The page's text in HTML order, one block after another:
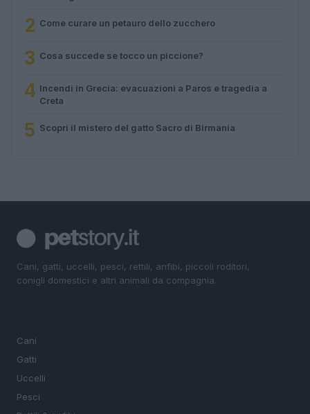
2 Come curare un petauro dello zucchero
3 Cosa succede se tocco un piccione?
4 Incendi in Grecia: evacuazioni a Paros e tragedia a
Creta
5 Scopri il mistero del gatto Sacro di Birmania
Cani, gatti, uccelli, pesci, rettili, anfibi, piccoli roditori,
conigli domestici e altri animali da compagnia.
Cani
Gatti
Uccelli
Pesci